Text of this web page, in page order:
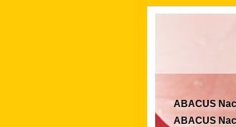
ABACUS
ABACUS